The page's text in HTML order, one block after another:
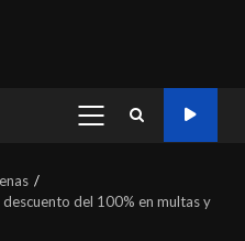
MENÚ
del 100% en multas y